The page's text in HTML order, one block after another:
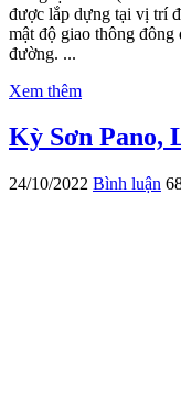
được lắp dựng tại vị trí
mật độ giao thông
đường. ...
Xem thêm
Kỳ Sơn Pano,
24/10/2022 Bình luận